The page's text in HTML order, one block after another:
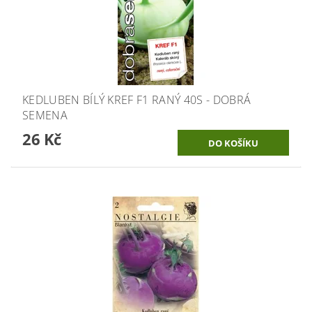
KEDLUBEN BÍLÝ KREF F1 RANÝ 40S - DOBRÁ
SEMENA
26 Kč